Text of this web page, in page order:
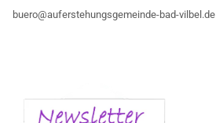
buero@auferstehungsgemeinde-bad-vilbel.de